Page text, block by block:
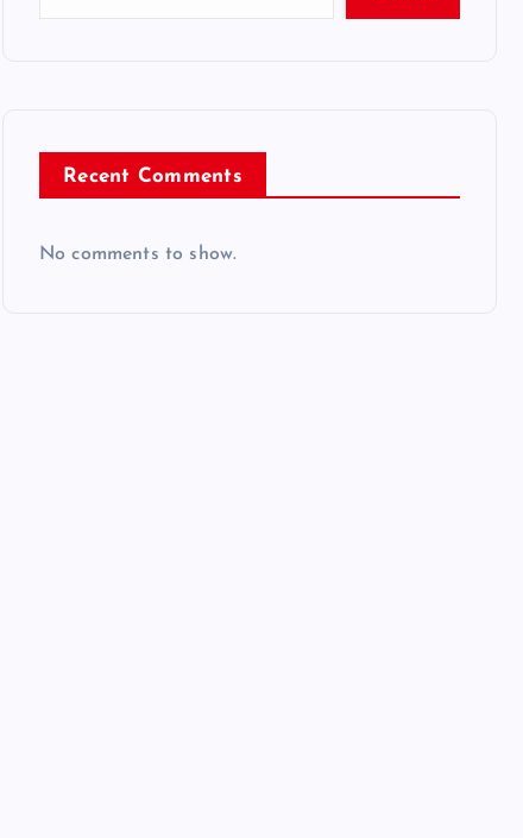
Recent Comments
No comments to show.